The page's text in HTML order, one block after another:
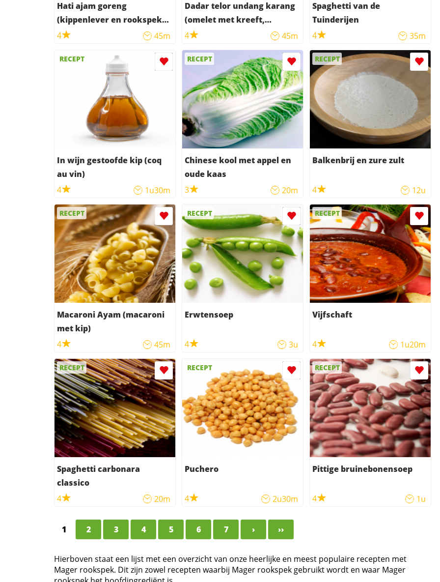
Hati ajam goreng
(kippenlever en rookspek
met kokosmelk)
4 45m
Dadar telor undang karang
(omelet met kreeft,
rookspek en ham)
4 45m
Spaghetti van de
Tuinderijen
4
35m
RECEPT
In wijn gestoofde kip (coq
au vin)
4
1u30m
RECEPT
Chinese kool met appel en
oude kaas
3
20m
RECEPT
Balkenbrij en zure zult
4 12u
RECEPT
Macaroni Ayam (macaroni
met kip)
4
45m
RECEPT
Erwtensoep
4 3u
RECEPT
Vijfschaft
4 1u20m
RECEPT
Spaghetti carbonara
classico
4
20m
RECEPT
Puchero
4 2u30m
RECEPT
Pittige bruinebonensoep
4 1u
1 2 3 4 5 6 7 › ››
Hierboven staat een lijst met een overzicht van onze heerlijke en meest populaire recepten met
Mager rookspek. Dit zijn zowel recepten waarbij Mager rookspek gebruikt wordt en waar Mager